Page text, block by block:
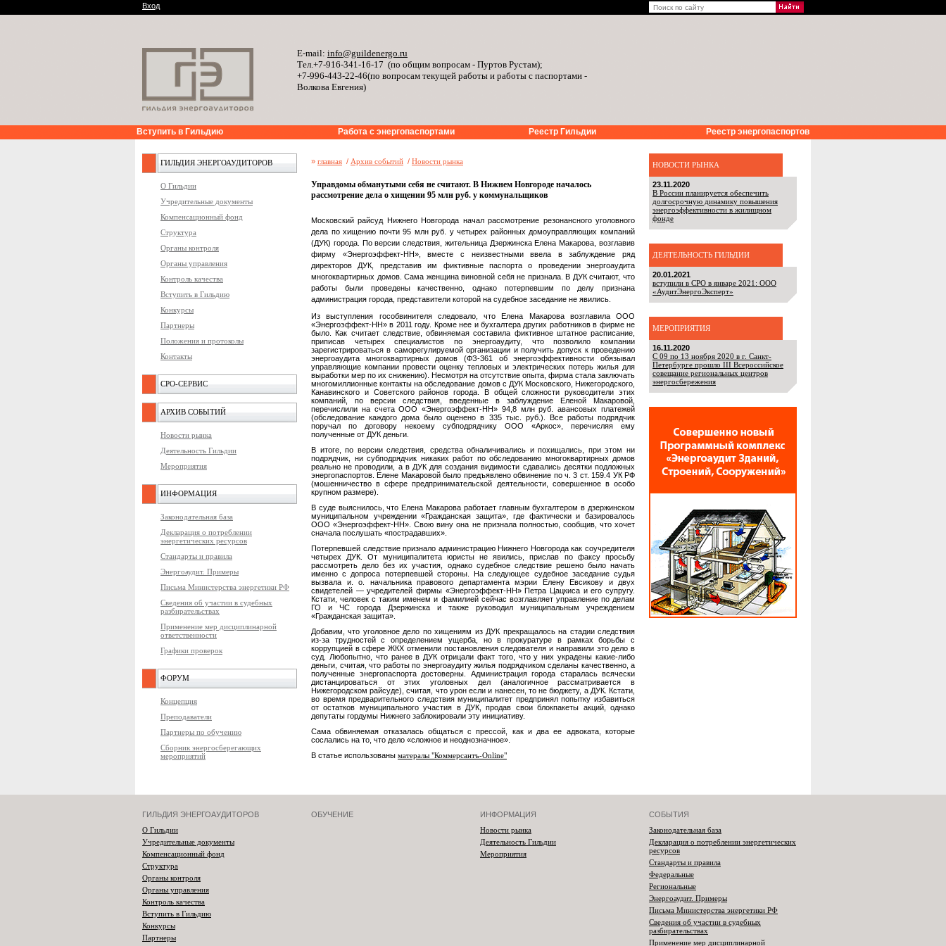
Вход
E-mail: info@guildenergo.ru
Тел.+7-916-341-16-17 (по общим вопросам - Пуртов Рустам);
+7-996-443-22-46(по вопросам текущей работы и работы с паспортами -
Волкова Евгения)
Вступить в Гильдию Работа с энергопаспортами Реестр Гильдии Реестр энергопаспортов
ГИЛЬДИЯ ЭНЕРГОАУДИТОРОВ
О Гильдии
Учредительные документы
Компенсационный фонд
Структура
Органы контроля
Органы управления
Контроль качества
Вступить в Гильдию
Конкурсы
Партнеры
Положения и протоколы
Контакты
СРО-СЕРВИС
АРХИВ СОБЫТИЙ
Новости рынка
Деятельность Гильдии
Мероприятия
ИНФОРМАЦИЯ
Законодательная база
Декларация о потреблении
энергетических ресурсов
Стандарты и правила
Энергоаудит. Примеры
Письма Министерства энергетики РФ
Сведения об участии в судебных
разбирательствах
Применение мер дисциплинарной
ответственности
Графики проверок
ФОРУМ
Концепция
Преподаватели
Партнеры по обучению
Сборник энергосберегающих
мероприятий
» главная / Архив событий / Новости рынка
Управдомы обманутыми себя не считают. В Нижнем Новгороде началось
рассмотрение дела о хищении 95 млн руб. у коммунальщиков
Московский райсуд Нижнего Новгорода начал рассмотрение резонансного уголовного
дела по хищению почти 95 млн руб. у четырех районных домоуправляющих компаний
(ДУК) города. По версии следствия, жительница Дзержинска Елена Макарова, возглавив
фирму «Энергоэффект-НН», вместе с неизвестными ввела в заблуждение ряд
директоров ДУК, представив им фиктивные паспорта о проведении энергоаудита
многоквартирных домов. Сама женщина виновной себя не признала. В ДУК считают, что
работы были проведены качественно, однако потерпевшим по делу признана
администрация города, представители которой на судебное заседание не явились.
Из выступления гособвинителя следовало, что Елена Макарова возглавила ООО
«Энергоэффект-НН» в 2011 году. Кроме нее и бухгалтера других работников в фирме не
было. Как считает следствие, обвиняемая составила фиктивное штатное расписание,
приписав четырех специалистов по энергоаудиту, что позволило компании
зарегистрироваться в саморегулируемой организации и получить допуск к проведению
энергоаудита многоквартирных домов (ФЗ-361 об энергоэффективности обязывал
управляющие компании провести оценку тепловых и электрических потерь жилья для
выработки мер по их снижению). Несмотря на отсутствие опыта, фирма стала заключать
многомиллионные контакты на обследование домов с ДУК Московского, Нижегородского,
Канавинского и Советского районов города. В общей сложности руководители этих
компаний, по версии следствия, введенные в заблуждение Еленой Макаровой,
перечислили на счета ООО «Энергоэффект-НН» 94,8 млн руб. авансовых платежей
(обследование каждого дома было оценено в 335 тыс. руб.). Все работы подрядчик
поручал по договору некоему субподрядчику ООО «Аркос», перечисляя ему
полученные от ДУК деньги.
В итоге, по версии следствия, средства обналичивались и похищались, при этом ни
подрядчик, ни субподрядчик никаких работ по обследованию многоквартирных домов
реально не проводили, а в ДУК для создания видимости сдавались десятки подложных
энергопаспортов. Елене Макаровой было предъявлено обвинение по ч. 3 ст. 159.4 УК РФ
(мошенничество в сфере предпринимательской деятельности, совершенное в особо
крупном размере).
В суде выяснилось, что Елена Макарова работает главным бухгалтером в дзержинском
муниципальном учреждении «Гражданская защита», где фактически и базировалось
ООО «Энергоэффект-НН». Свою вину она не признала полностью, сообщив, что хочет
сначала послушать «пострадавших».
Потерпевшей следствие признало администрацию Нижнего Новгорода как соучредителя
четырех ДУК. От муниципалитета юристы не явились, прислав по факсу просьбу
рассмотреть дело без их участия, однако судебное следствие решено было начать
именно с допроса потерпевшей стороны. На следующее судебное заседание судья
вызвала и. о. начальника правового департамента мэрии Елену Евсикову и двух
свидетелей — учредителей фирмы «Энергоэффект-НН» Петра Цацкиса и его супругу.
Кстати, человек с таким именем и фамилией сейчас возглавляет управление по делам
ГО и ЧС города Дзержинска и также руководил муниципальным учреждением
«Гражданская защита».
Добавим, что уголовное дело по хищениям из ДУК прекращалось на стадии следствия
из-за трудностей с определением ущерба, но в прокуратуре в рамках борьбы с
коррупцией в сфере ЖКХ отменили постановления следователя и направили это дело в
суд. Любопытно, что ранее в ДУК отрицали факт того, что у них украдены какие-либо
деньги, считая, что работы по энергоаудиту жилья подрядчиком сделаны качественно, а
полученные энергопаспорта достоверны. Администрация города старалась всячески
дистанцироваться от этих уголовных дел (аналогичное рассматривается в
Нижегородском райсуде), считая, что урон если и нанесен, то не бюджету, а ДУК. Кстати,
во время предварительного следствия муниципалитет предпринял попытку избавиться
от остатков муниципального участия в ДУК, продав свои блокпакеты акций, однако
депутаты гордумы Нижнего заблокировали эту инициативу.
Сама обвиняемая отказалась общаться с прессой, как и два ее адвоката, которые
сослались на то, что дело «сложное и неоднозначное».
В статье использованы матералы "Коммерсантъ-Online"
НОВОСТИ РЫНКА
23.11.2020
В России планируется обеспечить
долгосрочную динамику повышения
энергоэффективности в жилищном
фонде
ДЕЯТЕЛЬНОСТЬ ГИЛЬДИИ
20.01.2021
вступили в СРО в январе 2021: ООО
«АудитЭнергоЭксперт»
МЕРОПРИЯТИЯ
16.11.2020
С 09 по 13 ноября 2020 в г. Санкт-
Петербурге прошло III Всероссийское
совещание региональных центров
энергосбережения
ГИЛЬДИЯ ЭНЕРГОАУДИТОРОВ
О Гильдии
Учредительные документы
Компенсационный фонд
Структура
Органы контроля
Органы управления
Контроль качества
Вступить в Гильдию
Конкурсы
Партнеры
ОБУЧЕНИЕ
ИНФОРМАЦИЯ
Новости рынка
Деятельность Гильдии
Мероприятия
СОБЫТИЯ
Законодательная база
Декларация о потреблении энергетических
ресурсов
Стандарты и правила
Федеральные
Региональные
Энергоаудит. Примеры
Письма Министерства энергетики РФ
Сведения об участии в судебных
разбирательствах
Применение мер дисциплинарной